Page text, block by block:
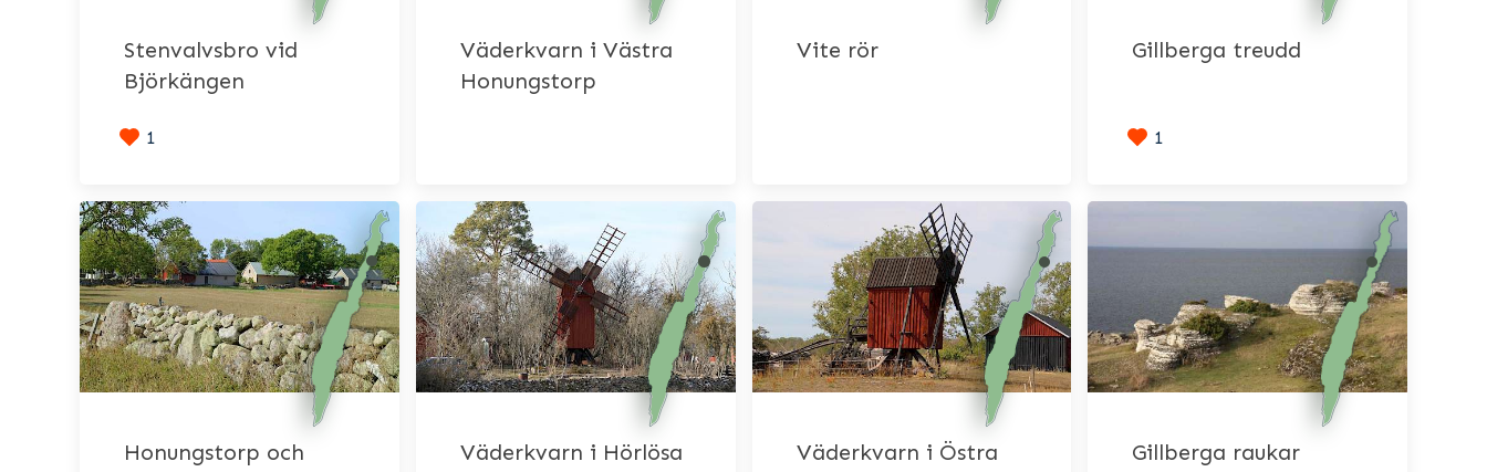
Stenvalvsbro vid
Björkängen
1
Väderkvarn i Västra
Honungstorp
Vite rör Gillberga treudd
1
Honungstorp och
Väderkvarn i Hörlösa
Väderkvarn i Östra
Gillberga raukar